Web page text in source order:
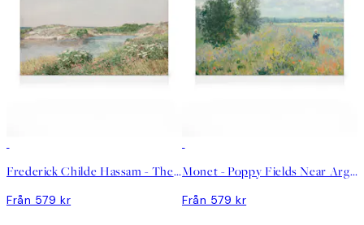
Frederick Childe Hassam - The Little Pond, Appledore Canvastavla
Från 579 kr
Monet - Poppy Fields Near Argenteuil Landscape Canvastavla
Från 579 kr